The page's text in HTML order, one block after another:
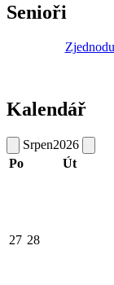
Senioři
Kalendář
Srpen2026
Po
Út
27 28